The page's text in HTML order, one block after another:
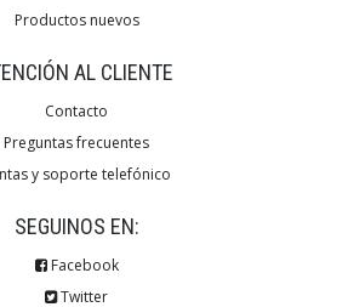
Productos nuevos
AL CLIENTE
Contacto
Preguntas frecuentes
y soporte telefónico
SEGUINOS EN:
Facebook
Twitter